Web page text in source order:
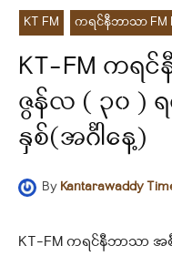
KT FM
ကရင်နီဘာသာ FM
KT-FM ကရ
ဇွန်လ ( ၃၀ )
နှစ်(အင်္ဂါနေ့)
By Kantarawaddy
KT-FM ကရင်နီဘာသာ အ